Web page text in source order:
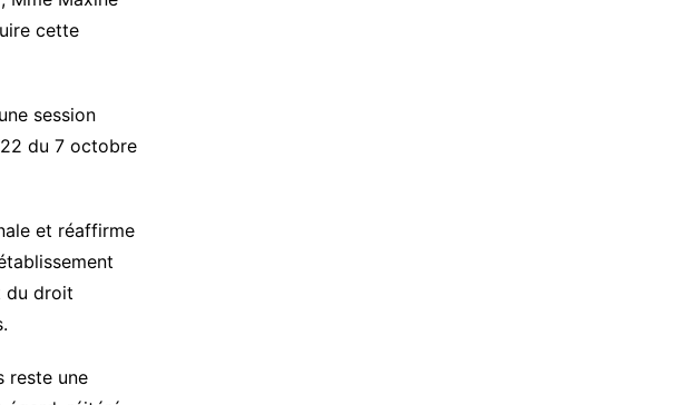
cette
session
du 7 octobre
et réaffirme
du droit
reste une